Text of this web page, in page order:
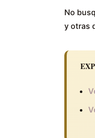
No
y otras